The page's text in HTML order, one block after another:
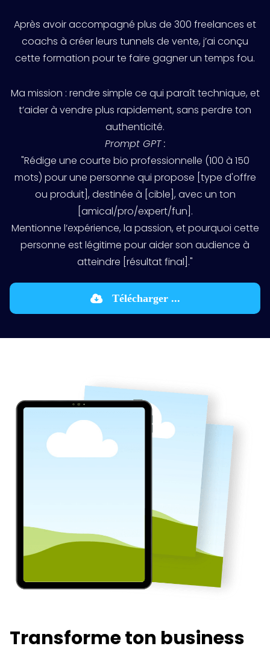
Après avoir accompagné plus de 300 freelances et
coachs à créer leurs tunnels de vente, j’ai conçu
cette formation pour te faire gagner un temps fou.
Ma mission : rendre simple ce qui paraît technique, et
t’aider à vendre plus rapidement, sans perdre ton
authenticité.
Prompt GPT :
"Rédige une courte bio professionnelle (100 à 150
mots) pour une personne qui propose [type d'offre
ou produit], destinée à [cible], avec un ton
[amical/pro/expert/fun].
Mentionne l’expérience, la passion, et pourquoi cette
personne est légitime pour aider son audience à
atteindre [résultat final]."
Télécharger ...
Transforme ton business